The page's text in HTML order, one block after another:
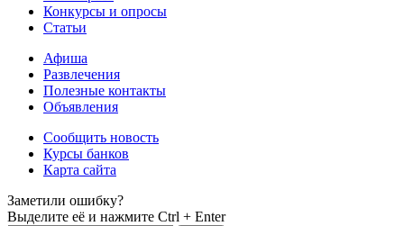
Конкурсы и опросы
Статьи
Афиша
Развлечения
Полезные контакты
Объявления
Сообщить новость
Курсы банков
Карта сайта
Заметили ошибку?
Выделите её и нажмите Ctrl + Enter